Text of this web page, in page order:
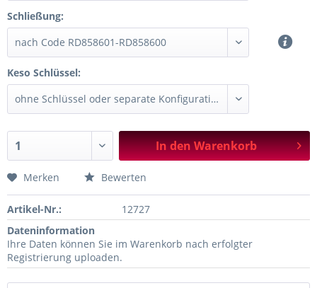
Schließung:
Keso Schlüssel:
In denWarenkorb
Merken Bewerten
Artikel-Nr.:
12727
Dateninformation
Ihre Daten können Sie im Warenkorb nach erfolgter
Registrierung uploaden.